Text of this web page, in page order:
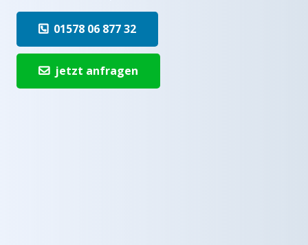
01578 06 877 32
jetzt anfragen